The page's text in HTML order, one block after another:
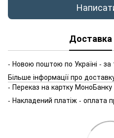
Доставка
- Новою поштою по Україні - за
Більше інформації про
- Переказ на картку МоноБанку
- Накладений платіж - оплата